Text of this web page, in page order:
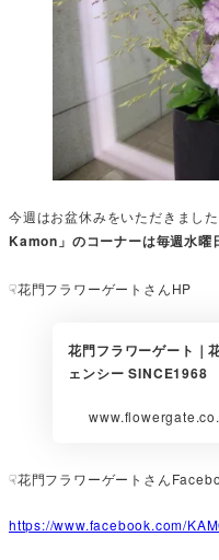
今週はお盆休みをいただきました
Kamon」のコーナーは毎週水曜
☟花門フラワーゲートさんHP
花門フラワーゲート｜
ェンシー SINCE1968
☟花門フラワーゲートさん
https://www.facebook.com/